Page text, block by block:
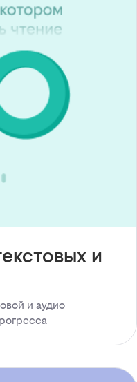
и
и аудио